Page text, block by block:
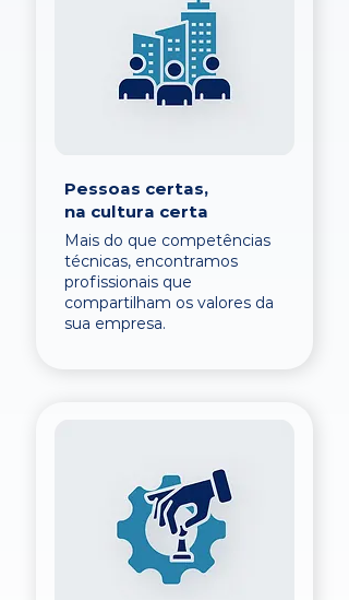
Pessoas certas,
na cultura certa
Mais do que competências
técnicas, encontramos
profissionais que
compartilham os valores da
sua empresa.